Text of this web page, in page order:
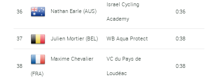
36 Nathan Earle (AUS)
Israel Cycling
Academy
0:36
37 Julien Mortier (BEL) WB Aqua Protect 0:38
38
Maxime Chevalier
(FRA)
VC du Pays de
Loudéac
0:38